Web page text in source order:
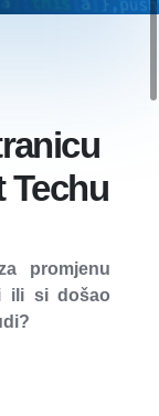
Techu
promjenu
ili si došao